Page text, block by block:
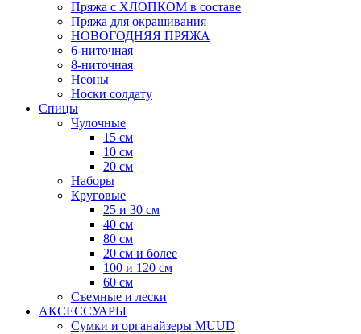
Пряжа с ХЛОПКОМ в составе
Пряжа для окрашивания
НОВОГОДНЯЯ ПРЯЖА
6-ниточная
8-ниточная
Неоны
Носки солдату
Спицы
Чулочные
15 см
10 см
20 см
Наборы
Круговые
25 и 30 см
40 см
80 см
20 см и более
100 и 120 см
60 см
Съемные и лески
АКСЕССУАРЫ
Сумки и органайзеры MUUD